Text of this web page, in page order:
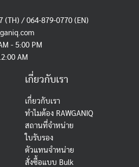
(TH) / 064-879-0770 (EN)
- 5:00 PM
AM
เกี่ยวกับเรา
เกี่ยวกับเรา
ทำไมต้อง RAWGANIQ
สถานที่จำหน่าย
ใบรับรอง
ตัวแทนจำหน่าย
สั่งซื้อแบบ Bulk